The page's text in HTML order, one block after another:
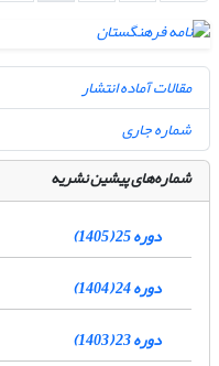
مقالات آماده انتشار
شماره جاری
شماره‌های پیشین نشریه
دوره 25 (1405)
دوره 24 (1404)
دوره 23 (1403)